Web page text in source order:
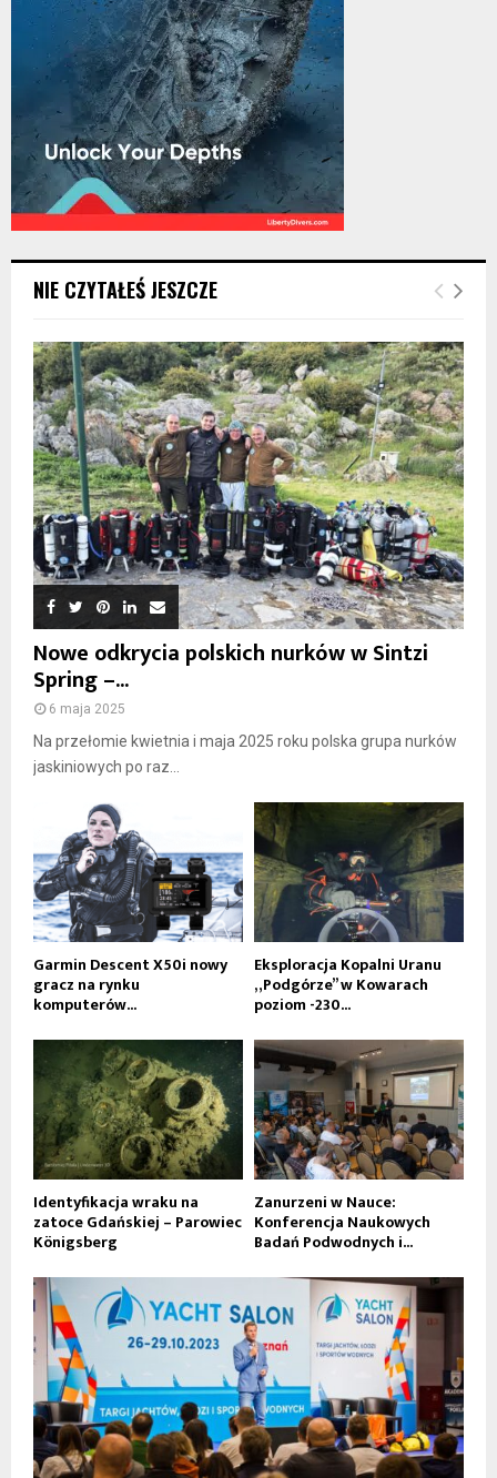
NIE CZYTAŁEŚ JESZCZE
Nowe odkrycia polskich nurków w Sintzi
Spring –...
6 maja 2025
Na przełomie kwietnia i maja 2025 roku polska grupa nurków
jaskiniowych po raz...
Garmin Descent X50i nowy
gracz na rynku
komputerów...
Eksploracja Kopalni Uranu
„Podgórze” w Kowarach
poziom -230...
Identyfikacja wraku na
zatoce Gdańskiej – Parowiec
Königsberg
Zanurzeni w Nauce:
Konferencja Naukowych
Badań Podwodnych i...